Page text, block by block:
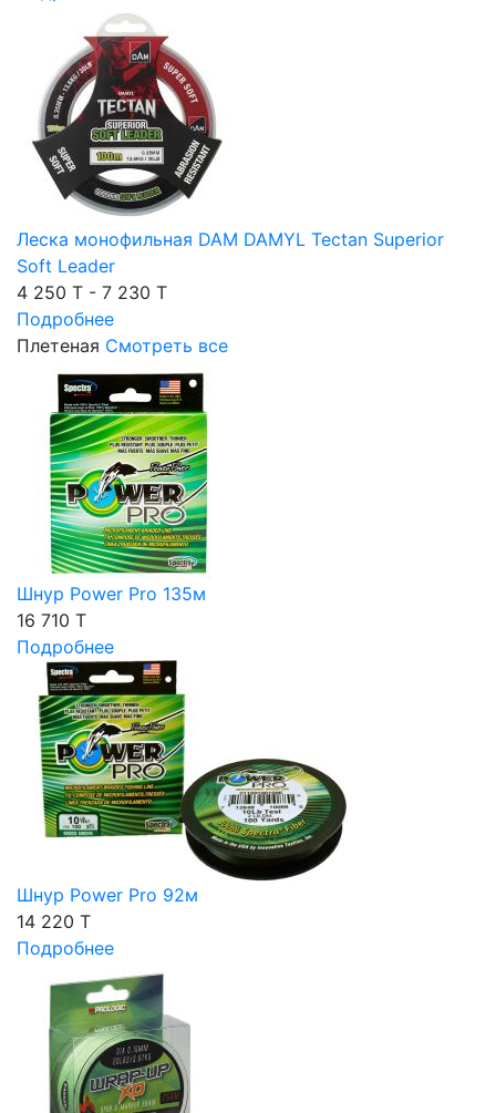
Леска монофильная DAM DAMYL Tectan Superior
Soft Leader
4 250 T - 7 230 T
Подробнее
Плетеная Смотреть все
Шнур Power Pro 135м
16 710 T
Подробнее
Шнур Power Pro 92м
14 220 T
Подробнее